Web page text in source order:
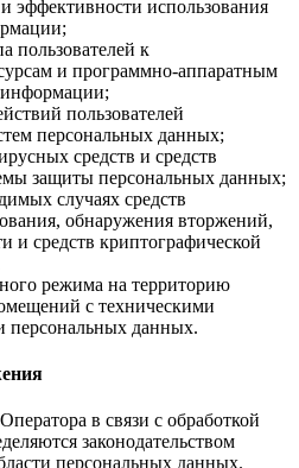
эффективности использования
пользователей к
и программно-аппаратным
информации;
пользователей
персональных данных;
средств и средств
защиты персональных данных;
случаях средств
обнаружения вторжений,
и средств криптографической
режима на территорию
с техническими
персональных данных.
в связи с обработкой
законодательством
персональных данных.